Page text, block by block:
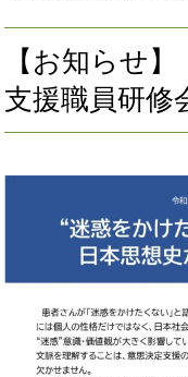
【お知らせ
支援職員研修